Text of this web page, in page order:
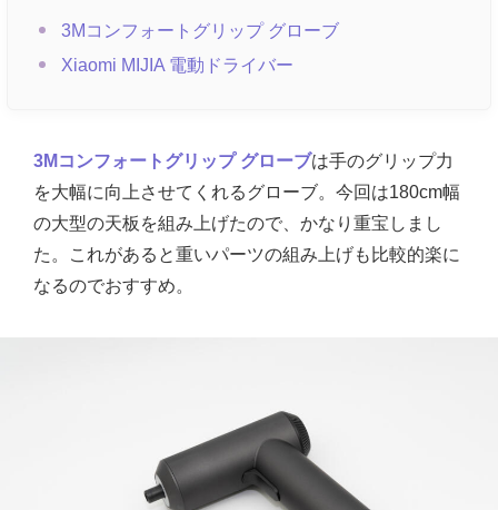
3Mコンフォートグリップ グローブ
Xiaomi MIJIA 電動ドライバー
3Mコンフォートグリップ グローブは手のグリップ力
を大幅に向上させてくれるグローブ。今回は180cm幅
の大型の天板を組み上げたので、かなり重宝しまし
た。これがあると重いパーツの組み上げも比較的楽に
なるのでおすすめ。